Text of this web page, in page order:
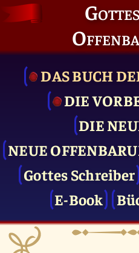
DAS BUCH
DIE
DIE
NEUE
Gottes Schreiber
E-Book